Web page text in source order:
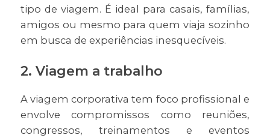
tipo de viagem. É ideal para casais, famílias,
amigos ou mesmo para quem viaja sozinho
em busca de experiências inesquecíveis.
2. Viagem a trabalho
A viagem corporativa tem foco profissional e
envolve compromissos como reuniões,
congressos, treinamentos e eventos